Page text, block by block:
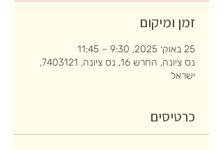
זמן ומיקום
25 באוק׳ 2025, 9:30 – 11:45
נס ציונה, החרש 16, נס ציונה, 7403121,
ישראל
כרטיסים